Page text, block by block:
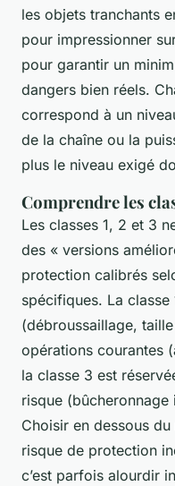
les objets tranchants
pour impressionner
pour garantir un
dangers bien réels.
correspond à un
de la chaîne ou la
plus le niveau exigé
Comprendre les
Les classes 1, 2 et 3
des « versions
protection calibrés
spécifiques. La
(débroussaillage,
opérations courantes
la classe 3 est
risque
Choisir en dessous
risque de protection
c’est parfois alourdir